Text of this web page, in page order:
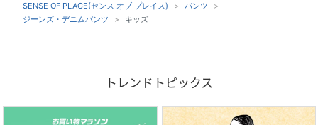
SENSE OF PLACE(センス オブ プレイス)
パンツ
ジーンズ・デニムパンツ
キッズ
トレンドトピックス